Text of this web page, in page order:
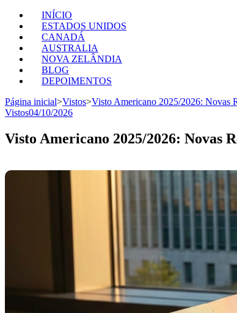
INÍCIO
ESTADOS UNIDOS
CANADÁ
AUSTRALIA
NOVA ZELÂNDIA
BLOG
DEPOIMENTOS
Página inicial>Vistos>Visto Americano 2025/2026: Novas
Vistos04/10/2026
Visto Americano 2025/2026: Novas